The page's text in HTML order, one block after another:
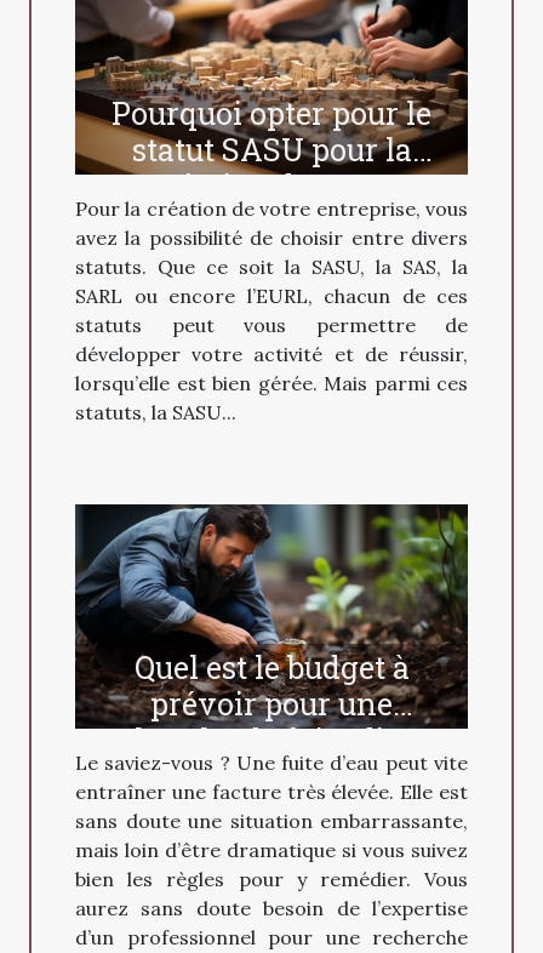
Pourquoi opter pour le
statut SASU pour la
création de votre
entreprise ?
Pour la création de votre entreprise, vous
avez la possibilité de choisir entre divers
statuts. Que ce soit la SASU, la SAS, la
SARL ou encore l’EURL, chacun de ces
statuts peut vous permettre de
développer votre activité et de réussir,
lorsqu’elle est bien gérée. Mais parmi ces
statuts, la SASU...
Quel est le budget à
prévoir pour une
recherche de fuite d’eau ?
Le saviez-vous ? Une fuite d’eau peut vite
entraîner une facture très élevée. Elle est
sans doute une situation embarrassante,
mais loin d’être dramatique si vous suivez
bien les règles pour y remédier. Vous
aurez sans doute besoin de l’expertise
d’un professionnel pour une recherche